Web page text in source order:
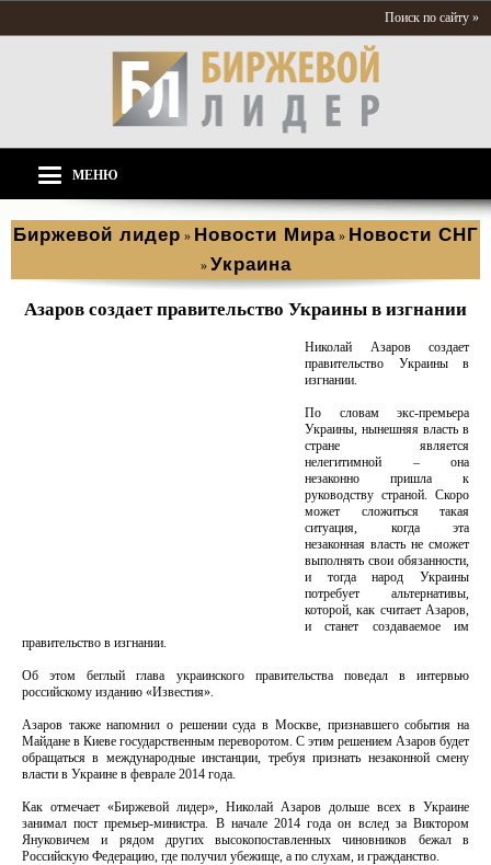
Поиск по сайту »
МЕНЮ
Биржевой лидер » Новости Мира » Новости СНГ
» Украина
Азаров создает правительство Украины в изгнании
Николай Азаров создает
правительство Украины в
изгнании.
По словам экс-премьера
Украины, нынешняя власть в
стране является
нелегитимной – она
незаконно пришла к
руководству страной. Скоро
может сложиться такая
ситуация, когда эта
незаконная власть не сможет
выполнять свои обязанности,
и тогда народ Украины
потребует альтернативы,
которой, как считает Азаров,
и станет создаваемое им
правительство в изгнании.
Об этом беглый глава украинского правительства поведал в интервью
российскому изданию «Известия».
Азаров также напомнил о решении суда в Москве, признавшего события на
Майдане в Киеве государственным переворотом. С этим решением Азаров будет
обращаться в международные инстанции, требуя признать незаконной смену
власти в Украине в феврале 2014 года.
Как отмечает «Биржевой лидер», Николай Азаров дольше всех в Украине
занимал пост премьер-министра. В начале 2014 года он вслед за Виктором
Януковичем и рядом других высокопоставленных чиновников бежал в
Российскую Федерацию, где получил убежище, а по слухам, и гражданство.